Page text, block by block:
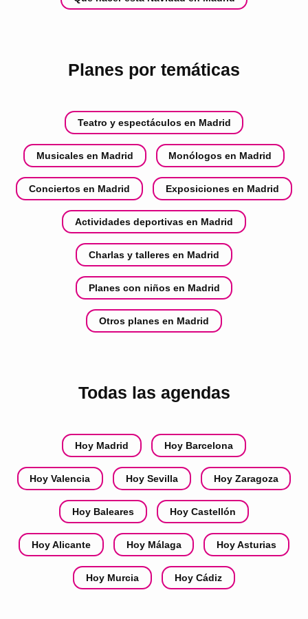
Planes por temáticas
Teatro y espectáculos en Madrid
Musicales en Madrid Monólogos en Madrid
Conciertos en Madrid Exposiciones en Madrid
Actividades deportivas en Madrid
Charlas y talleres en Madrid
Planes con niños en Madrid
Otros planes en Madrid
Todas las agendas
Hoy Madrid Hoy Barcelona
Hoy Valencia Hoy Sevilla Hoy Zaragoza
Hoy Baleares Hoy Castellón
Hoy Alicante Hoy Málaga Hoy Asturias
Hoy Murcia Hoy Cádiz